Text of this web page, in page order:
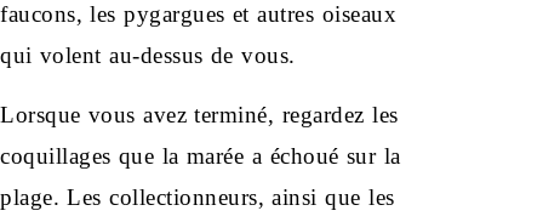
faucons, les pygargues et autres oiseaux
qui volent au-dessus de vous.
Lorsque vous avez terminé, regardez les
coquillages que la marée a échoué sur la
plage. Les collectionneurs, ainsi que les